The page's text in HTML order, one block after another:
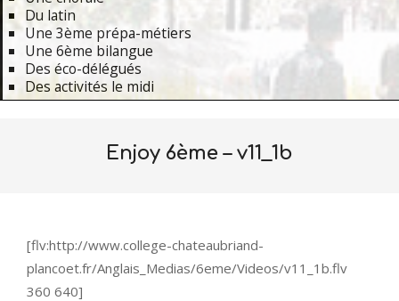
Du latin
Une 3ème prépa-métiers
Une 6ème bilangue
Des éco-délégués
Des activités le midi
Enjoy 6ème – v11_1b
[flv:http://www.college-chateaubriand-
plancoet.fr/Anglais_Medias/6eme/Videos/v11_1b.flv
360 640]